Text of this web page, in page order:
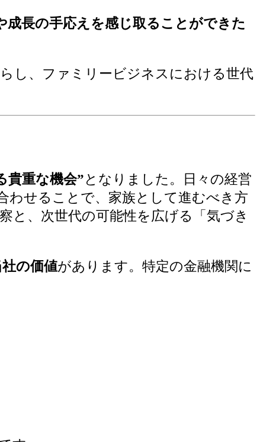
成長の手応えを感じ取ることができた
し、ファミリービジネスにおける世代
貴重な機会” となりました。日々の経営
わせることで、家族として進むべき方
と、次世代の可能性を広げる「気づき
の価値があります。特定の金融機関に